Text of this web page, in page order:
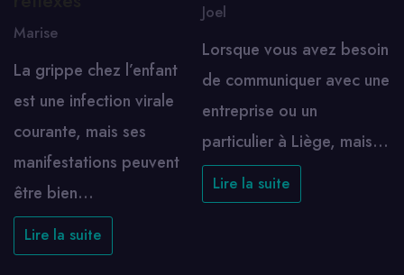
Marise
La grippe chez l’enfant
est une infection virale
courante, mais ses
manifestations peuvent
être bien…
Lire la suite
Joel
Lorsque vous avez besoin
de communiquer avec une
entreprise ou un
particulier à Liège, mais…
Lire la suite